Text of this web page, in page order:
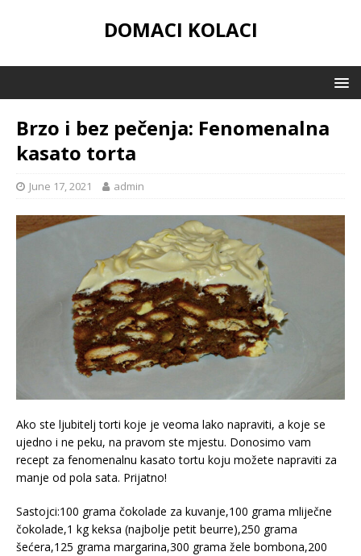
DOMACI KOLACI
Brzo i bez pečenja: Fenomenalna
kasato torta
June 17, 2021 admin
Ako ste ljubitelj torti koje je veoma lako napraviti, a koje se
ujedno i ne peku, na pravom ste mjestu. Donosimo vam
recept za fenomenalnu kasato tortu koju možete napraviti za
manje od pola sata. Prijatno!
Sastojci:100 grama čokolade za kuvanje,100 grama mliječne
čokolade,1 kg keksa (najbolje petit beurre),250 grama
šećera,125 grama margarina,300 grama žele bombona,200